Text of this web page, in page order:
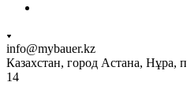
info@mybauer.kz
Казахстан, город Астана, Нұра,
14